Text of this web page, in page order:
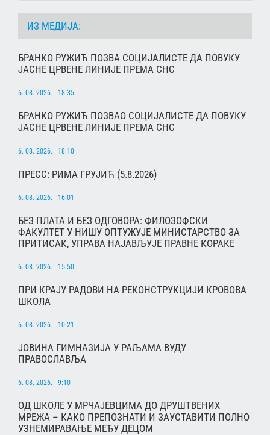
ИЗ МЕДИЈА:
БРАНКО РУЖИЋ ПОЗВА СОЦИЈАЛИСТЕ ДА ПОВУКУ
ЈАСНЕ ЦРВЕНЕ ЛИНИЈЕ ПРЕМА СНС
6. 08. 2026. | 18:35
БРАНКО РУЖИЋ ПОЗВАО СОЦИЈАЛИСТЕ ДА ПОВУКУ
ЈАСНЕ ЦРВЕНЕ ЛИНИЈЕ ПРЕМА СНС
6. 08. 2026. | 18:10
ПРЕСС: РИМА ГРУЈИЋ (5.8.2026)
6. 08. 2026. | 16:01
БЕЗ ПЛАТА И БЕЗ ОДГОВОРА: ФИЛОЗОФСКИ
ФАКУЛТЕТ У НИШУ ОПТУЖУЈЕ МИНИСТАРСТВО ЗА
ПРИТИСАК, УПРАВА НАЈАВЉУЈЕ ПРАВНЕ КОРАКЕ
6. 08. 2026. | 15:50
ПРИ КРАЈУ РАДОВИ НА РЕКОНСТРУКЦИЈИ КРОВОВА
ШКОЛА
6. 08. 2026. | 10:21
ЈОВИНА ГИМНАЗИЈА У РАЉАМА ВУДУ
ПРАВОСЛАВЉА
6. 08. 2026. | 9:10
ОД ШКОЛЕ У МРЧАЈЕВЦИМА ДО ДРУШТВЕНИХ
МРЕЖА – КАКО ПРЕПОЗНАТИ И ЗАУСТАВИТИ ПОЛНО
УЗНЕМИРАВАЊЕ МЕЂУ ДЕЦОМ